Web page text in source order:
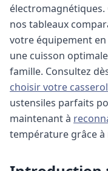
électromagnétiques.
nos tableaux
votre équipement
une cuisson
famille. Consultez
choisir votre
ustensiles parfaits
maintenant à
température grâce